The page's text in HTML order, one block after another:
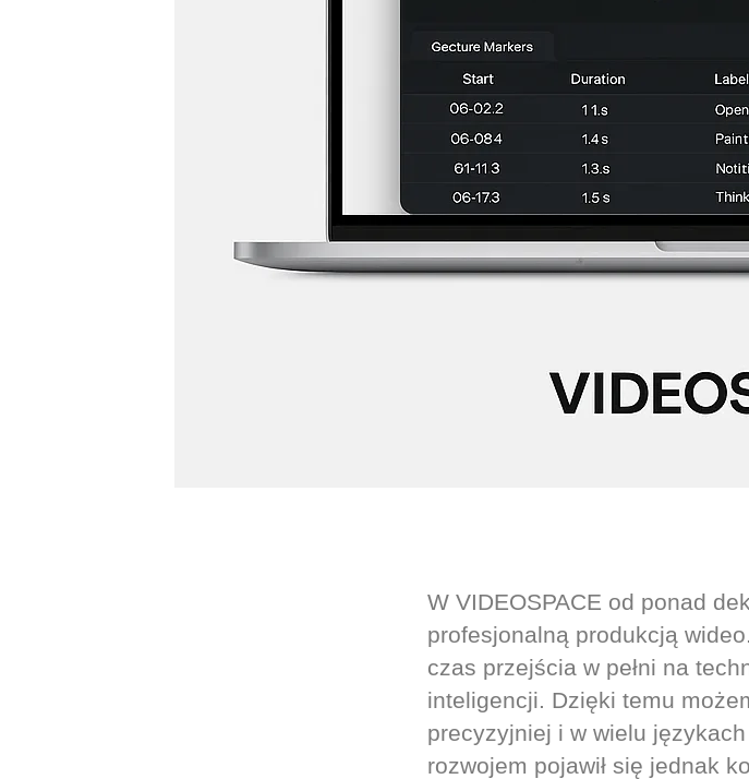
W VIDEOSPACE od ponad
profesjonalną produkcją
czas przejścia w pełni na
inteligencji. Dzięki temu
precyzyjniej i w wielu
rozwojem pojawił się jednak